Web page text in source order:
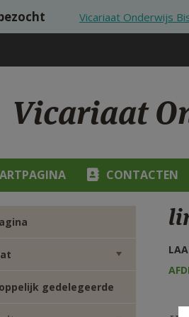
inhoud gaan
Vicariaat Onderwijs
Vicariaat
CONTACTEN
gedelegeerde